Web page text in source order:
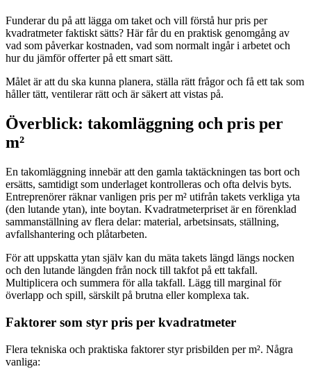
Funderar du på att lägga om taket och vill förstå hur pris per
kvadratmeter faktiskt sätts? Här får du en praktisk genomgång av
vad som påverkar kostnaden, vad som normalt ingår i arbetet och
hur du jämför offerter på ett smart sätt.
Målet är att du ska kunna planera, ställa rätt frågor och få ett tak som
håller tätt, ventilerar rätt och är säkert att vistas på.
Överblick: takomläggning och pris per
m²
En takomläggning innebär att den gamla taktäckningen tas bort och
ersätts, samtidigt som underlaget kontrolleras och ofta delvis byts.
Entreprenörer räknar vanligen pris per m² utifrån takets verkliga yta
(den lutande ytan), inte boytan. Kvadratmeterpriset är en förenklad
sammanställning av flera delar: material, arbetsinsats, ställning,
avfallshantering och plåtarbeten.
För att uppskatta ytan själv kan du mäta takets längd längs nocken
och den lutande längden från nock till takfot på ett takfall.
Multiplicera och summera för alla takfall. Lägg till marginal för
överlapp och spill, särskilt på brutna eller komplexa tak.
Faktorer som styr pris per kvadratmeter
Flera tekniska och praktiska faktorer styr prisbilden per m². Några
vanliga: